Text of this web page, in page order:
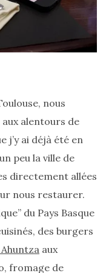
nous
aux alentours de
j’y ai déjà été en
peu la ville de
directement allées
nous restaurer.
du Pays Basque
des burgers
aux
fromage de